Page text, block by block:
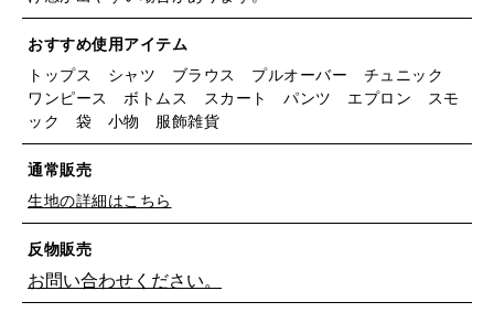
おすすめ使用アイテム
トップス シャツ ブラウス プルオーバー チュニック
ワンピース ボトムス スカート パンツ エプロン スモ
ック 袋 小物 服飾雑貨
通常販売
生地の詳細はこちら
反物販売
お問い合わせください。